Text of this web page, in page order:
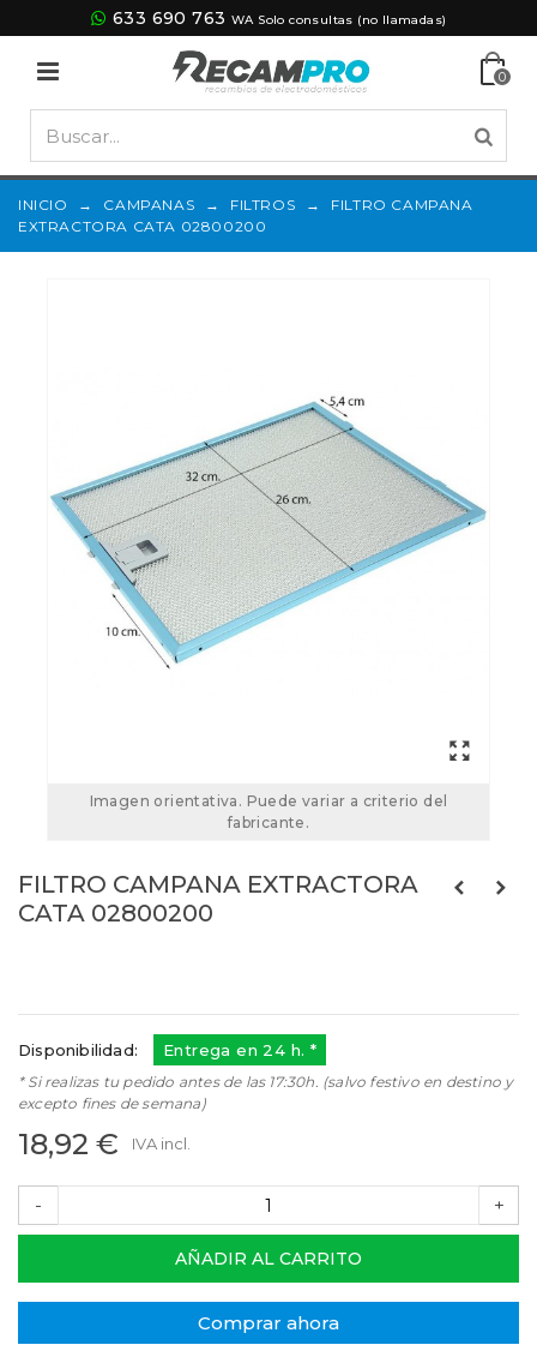
633 690 763 WA Solo consultas (no llamadas)
0
INICIO → CAMPANAS → FILTROS →
FILTRO CAMPANA
EXTRACTORA CATA 02800200
Imagen orientativa. Puede variar a criterio del
fabricante.
FILTRO CAMPANA EXTRACTORA
CATA 02800200
Disponibilidad: Entrega en 24 h. *
* Si realizas tu pedido antes de las 17:30h. (salvo festivo en destino y
excepto fines de semana)
18,92 € IVA incl.
- +
AÑADIR AL CARRITO
Comprar ahora